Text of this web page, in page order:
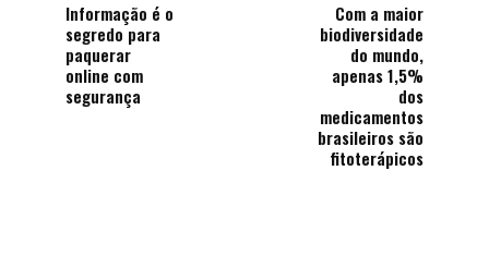
Informação é o
segredo para
paquerar
online com
segurança
Com a maior
biodiversidade
do mundo,
apenas 1,5%
dos
medicamentos
brasileiros são
fitoterápicos